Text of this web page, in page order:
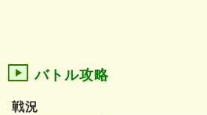
バトル攻略
戦況